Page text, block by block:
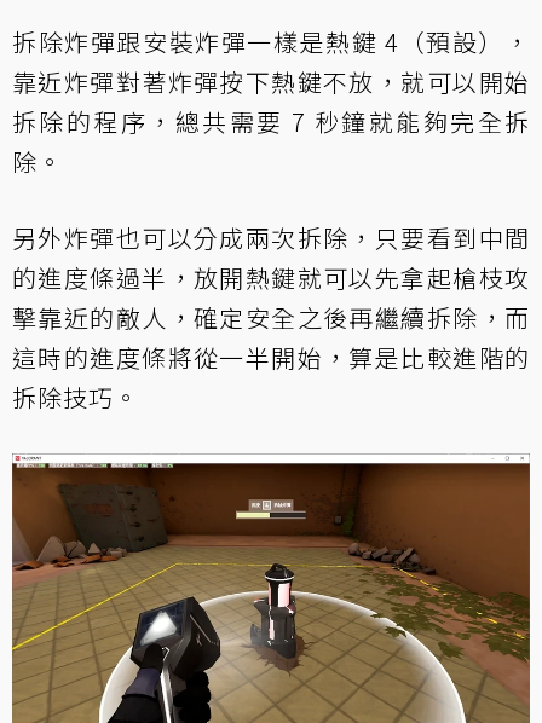
拆除炸彈跟安裝炸彈一樣是熱鍵 4（預設），
靠近炸彈對著炸彈按下熱鍵不放，就可以開始
拆除的程序，總共需要 7 秒鐘就能夠完全拆
除。
另外炸彈也可以分成兩次拆除，只要看到中間
的進度條過半，放開熱鍵就可以先拿起槍枝攻
擊靠近的敵人，確定安全之後再繼續拆除，而
這時的進度條將從一半開始，算是比較進階的
拆除技巧。